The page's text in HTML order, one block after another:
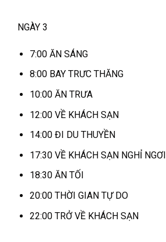
NGÀY 3
7:00 ĂN SÁNG
8:00 BAY TRƯC THĂNG
10:00 ĂN TRƯA
12:00 VỀ KHÁCH SẠN
14:00 ĐI DU THUYỀN
17:30 VỀ KHÁCH SẠN NGHỈ NGƠI
18:30 ĂN TỐI
20:00 THỜI GIAN TỰ DO
22:00 TRỞ VỀ KHÁCH SẠN